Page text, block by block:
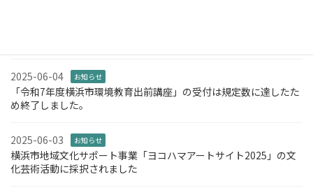
2025-06-04 お知らせ
「令和7年度横浜市環境教育出前講座」の受付は規定数に達したた
め終了しました。
2025-06-03 お知らせ
横浜市地域文化サポート事業「ヨコハマアートサイト2025」の文
化芸術活動に採択されました